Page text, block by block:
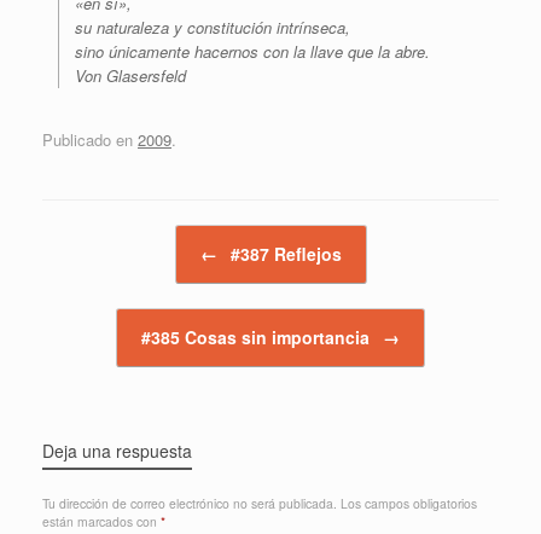
su naturaleza y constitución intrínseca,
sino únicamente hacernos con la llave que la abre.
Von Glasersfeld
Publicado en 2009.
← #387 Reflejos
#385 Cosas sin importancia →
Deja una respuesta
Tu dirección de correo electrónico no será publicada. Los campos obligatorios
están marcados con *